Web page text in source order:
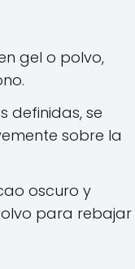
gel o polvo,
definidas, se
sobre la
oscuro y
para rebajar